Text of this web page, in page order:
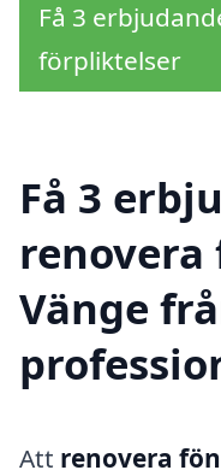
Få 3
förpliktelser
Få 3
renovera
Vänge
Att renovera